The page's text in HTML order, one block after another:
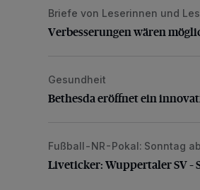
Verbesserungen wären
Briefe von Leserinnen und
Verbesserungen wären
Bethesda eröffnet ein
Gesundheit
Bethesda eröffnet ein
Liveticker: Wuppertaler SV –
Fußball-NR-Pokal: Sonntag
Liveticker: Wuppertaler SV –